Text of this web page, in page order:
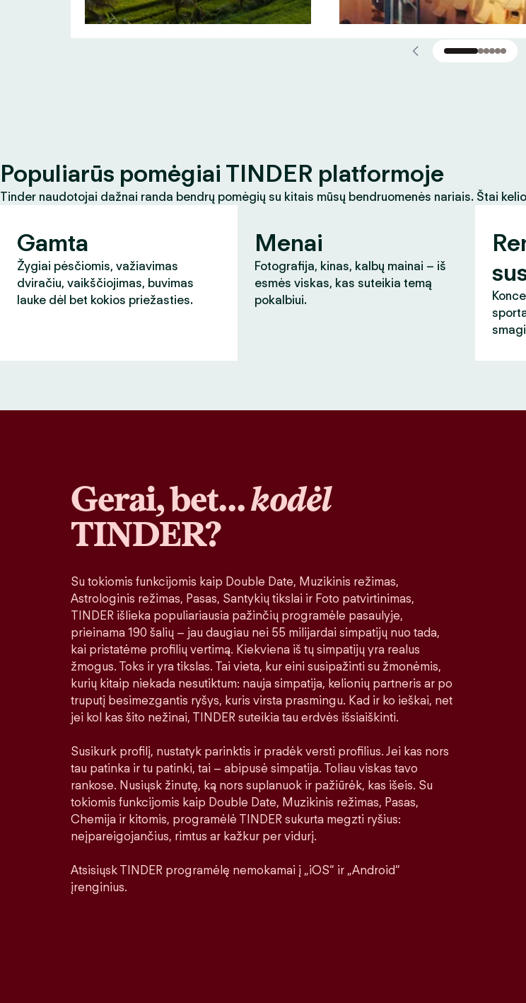
Populiarūs pomėgiai TINDER platformoje
Tinder naudotojai dažnai randa bendrų pomėgių su kitais mūsų bendruomenės nariais. Štai
Gamta
Žygiai pėsčiomis, važiavimas
dviračiu, vaikščiojimas, buvimas
lauke dėl bet kokios priežasties.
Menai
Fotografija, kinas, kalbų mainai – iš
esmės viskas, kas suteikia temą
pokalbiui.
Gerai, bet…kodėl
TINDER?
Su tokiomis funkcijomis kaip Double Date, Muzikinis režimas,
Astrologinis režimas, Pasas, Santykių tikslai ir Foto patvirtinimas,
TINDER išlieka populiariausia pažinčių programėle pasaulyje,
prieinama 190 šalių – jau daugiau nei 55 milijardai simpatijų nuo tada,
kai pristatėme profilių vertimą. Kiekviena iš tų simpatijų yra realus
žmogus. Toks ir yra tikslas. Tai vieta, kur eini susipažinti su žmonėmis,
kurių kitaip niekada nesutiktum: nauja simpatija, kelionių partneris ar po
truputį besimezgantis ryšys, kuris virsta prasmingu. Kad ir ko ieškai, net
jei kol kas šito nežinai, TINDER suteikia tau erdvės išsiaiškinti.
Susikurk profilį, nustatyk parinktis ir pradėk versti profilius. Jei kas nors
tau patinka ir tu patinki, tai – abipusė simpatija. Toliau viskas tavo
rankose. Nusiųsk žinutę, ką nors suplanuok ir pažiūrėk, kas išeis. Su
tokiomis funkcijomis kaip Double Date, Muzikinis režimas, Pasas,
Chemija ir kitomis, programėlė TINDER sukurta megzti ryšius:
neįpareigojančius, rimtus ar kažkur per vidurį.
Atsisiųsk TINDER programėlę nemokamai į „iOS“ ir „Android“
įrenginius.